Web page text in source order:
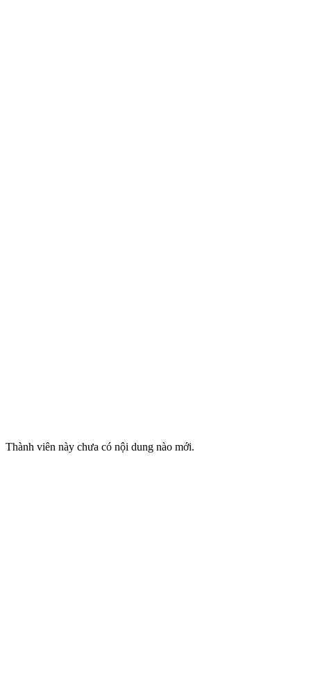
Thành viên này chưa có nội dung nào mới.